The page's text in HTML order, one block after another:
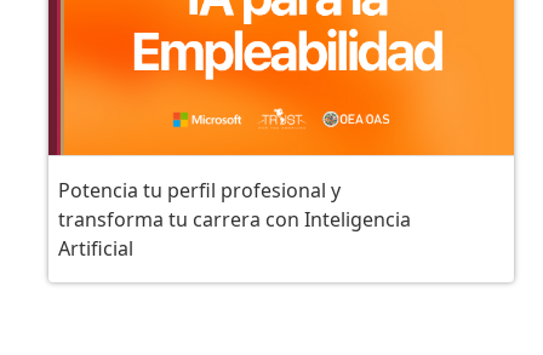
Potencia tu perfil profesional y
transforma tu carrera con Inteligencia
Artificial